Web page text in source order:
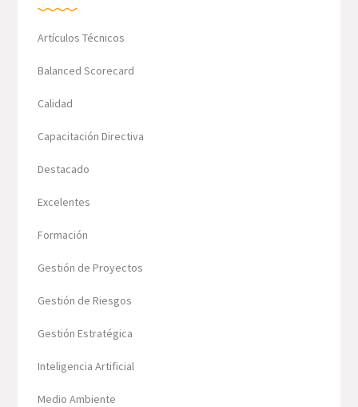
Artículos Técnicos
Balanced Scorecard
Calidad
Capacitación Directiva
Destacado
Excelentes
Formación
Gestión de Proyectos
Gestión de Riesgos
Gestión Estratégica
Inteligencia Artificial
Medio Ambiente